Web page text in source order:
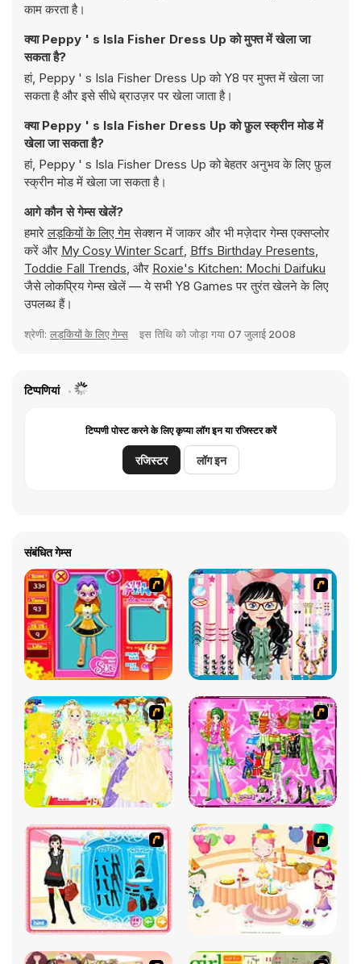
काम करता है।
क्या Peppy ' s Isla Fisher Dress Up को मुफ्त में खेला जा
सकता है?
हां, Peppy ' s Isla Fisher Dress Up को Y8 पर मुफ्त में खेला जा
सकता है और इसे सीधे ब्राउज़र पर खेला जाता है।
क्या Peppy ' s Isla Fisher Dress Up को फ़ुल स्क्रीन मोड में
खेला जा सकता है?
हां, Peppy ' s Isla Fisher Dress Up को बेहतर अनुभव के लिए फ़ुल
स्क्रीन मोड में खेला जा सकता है।
आगे कौन से गेम्स खेलें?
हमारेलड़कियों के लिए गेमसेक्शन में जाकर और भी मज़ेदार गेम्स एक्सप्लोर
करें और My Cosy Winter Scarf, Bffs Birthday Presents,
Toddie Fall Trends, और Roxie's Kitchen: Mochi Daifuku
जैसे लोकप्रिय गेम्स खेलें — ये सभी Y8 Games पर तुरंत खेलने के लिए
उपलब्ध हैं।
श्रेणी: लड़कियों के लिए गेम्स इस तिथि को जोड़ा गया 07 जुलाई 2008
टिप्पणियां
टिप्पणी पोस्ट करने के लिए कृप्या लॉग इन या रजिस्टर करें
रजिस्टर लॉग इन
संबंधित गेम्स